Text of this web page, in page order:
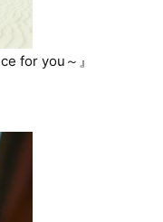
for you～』